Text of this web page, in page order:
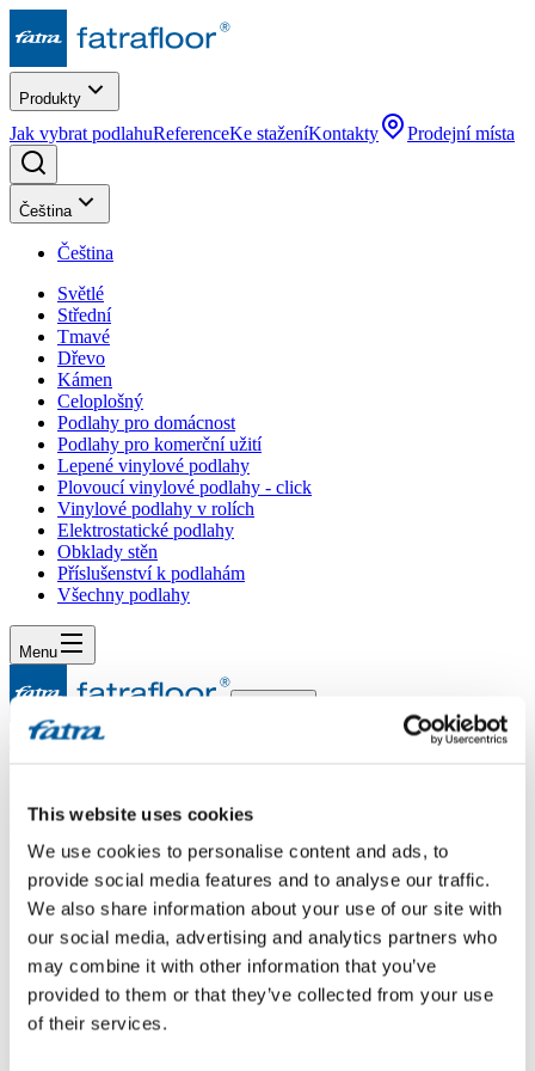
This website uses cookies
We use cookies to personalise content and ads, to
provide social media features and to analyse our traffic.
We also share information about your use of our site with
our social media, advertising and analytics partners who
may combine it with other information that you’ve
provided to them or that they’ve collected from your use
of their services.
Produkty
Jak vybrat podlahuReferenceKe staženíKontakty Prodejní místa
Čeština
Čeština
Světlé
Střední
Tmavé
Dřevo
Kámen
Celoplošný
Podlahy pro domácnost
Podlahy pro komerční užití
Lepené vinylové podlahy
Plovoucí vinylové podlahy - click
Vinylové podlahy v rolích
Elektrostatické podlahy
Obklady stěn
Příslušenství k podlahám
Všechny podlahy
Menu
Domů/
Dotaz
Dobrý den, ještě byc se chtěla zeptat, zda Thermofix obsahuje
nějaké těžké kovy, formaldehyd, rozpouštědla apod? Jaký typ
změkčovadel je použit?Jaké jsou výpary příp. škodlivin?Děkuji
Vám za odpověďS přátelským pozdravem Jar.Lhotková